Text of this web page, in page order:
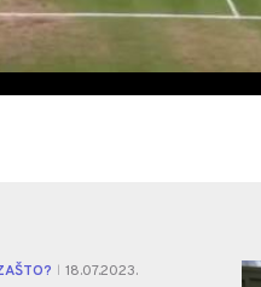
18.07.2023.